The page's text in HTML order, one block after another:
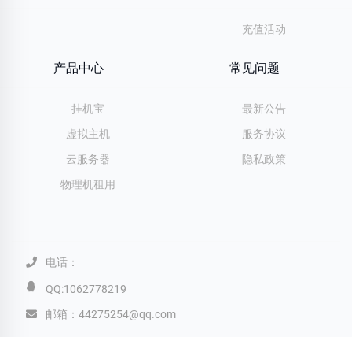
充值活动
产品中心
挂机宝
虚拟主机
云服务器
物理机租用
常见问题
最新公告
服务协议
隐私政策
电话：
QQ:1062778219
邮箱：44275254@qq.com